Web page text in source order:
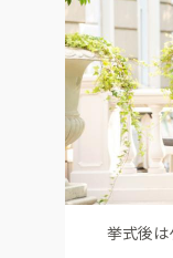
挙式後は